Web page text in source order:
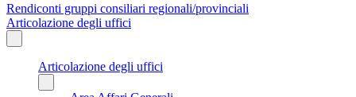
Rendiconti gruppi consiliari regionali/provinciali
Articolazione degli uffici
Articolazione degli uffici